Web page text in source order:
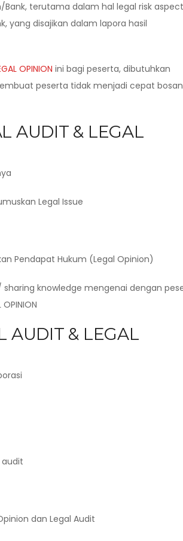
terutama dalam hal legal risk aspect
yang disajikan dalam lapora hasil
OPINION ini bagi peserta, dibutuhkan
peserta tidak menjadi cepat bosan
AUDIT & LEGAL
Legal Issue
Pendapat Hukum (Legal Opinion)
knowledge mengenai dengan
AUDIT & LEGAL
audit
dan Legal Audit